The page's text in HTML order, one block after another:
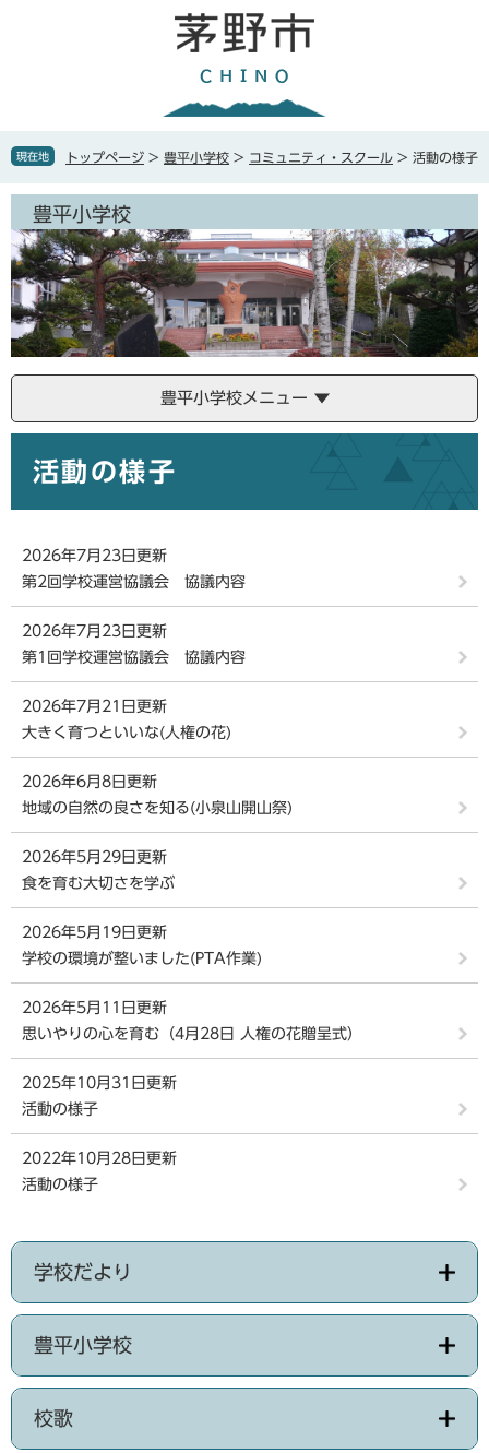
で
。
ば
て
文
へ
現在地 トップページ > 豊平小学校 > コミュニティ・スクール > 活動の様子
豊平小学校
豊平小学校メニュー
活動の様子
2026年7月23日更新
第2回学校運営協議会 協議内容
2026年7月23日更新
第1回学校運営協議会 協議内容
2026年7月21日更新
大きく育つといいな(人権の花)
2026年6月8日更新
地域の自然の良さを知る(小泉山開山祭)
2026年5月29日更新
食を育む大切さを学ぶ
2026年5月19日更新
学校の環境が整いました(PTA作業)
2026年5月11日更新
思いやりの心を育む（4月28日 人権の花贈呈式）
2025年10月31日更新
活動の様子
2022年10月28日更新
活動の様子
学校だより
豊平小学校
校歌